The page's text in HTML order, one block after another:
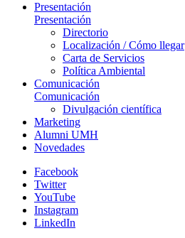
Presentación
Presentación
Directorio
Localización / Cómo llegar
Carta de Servicios
Política Ambiental
Comunicación
Comunicación
Divulgación científica
Marketing
Alumni UMH
Novedades
Facebook
Twitter
YouTube
Instagram
LinkedIn